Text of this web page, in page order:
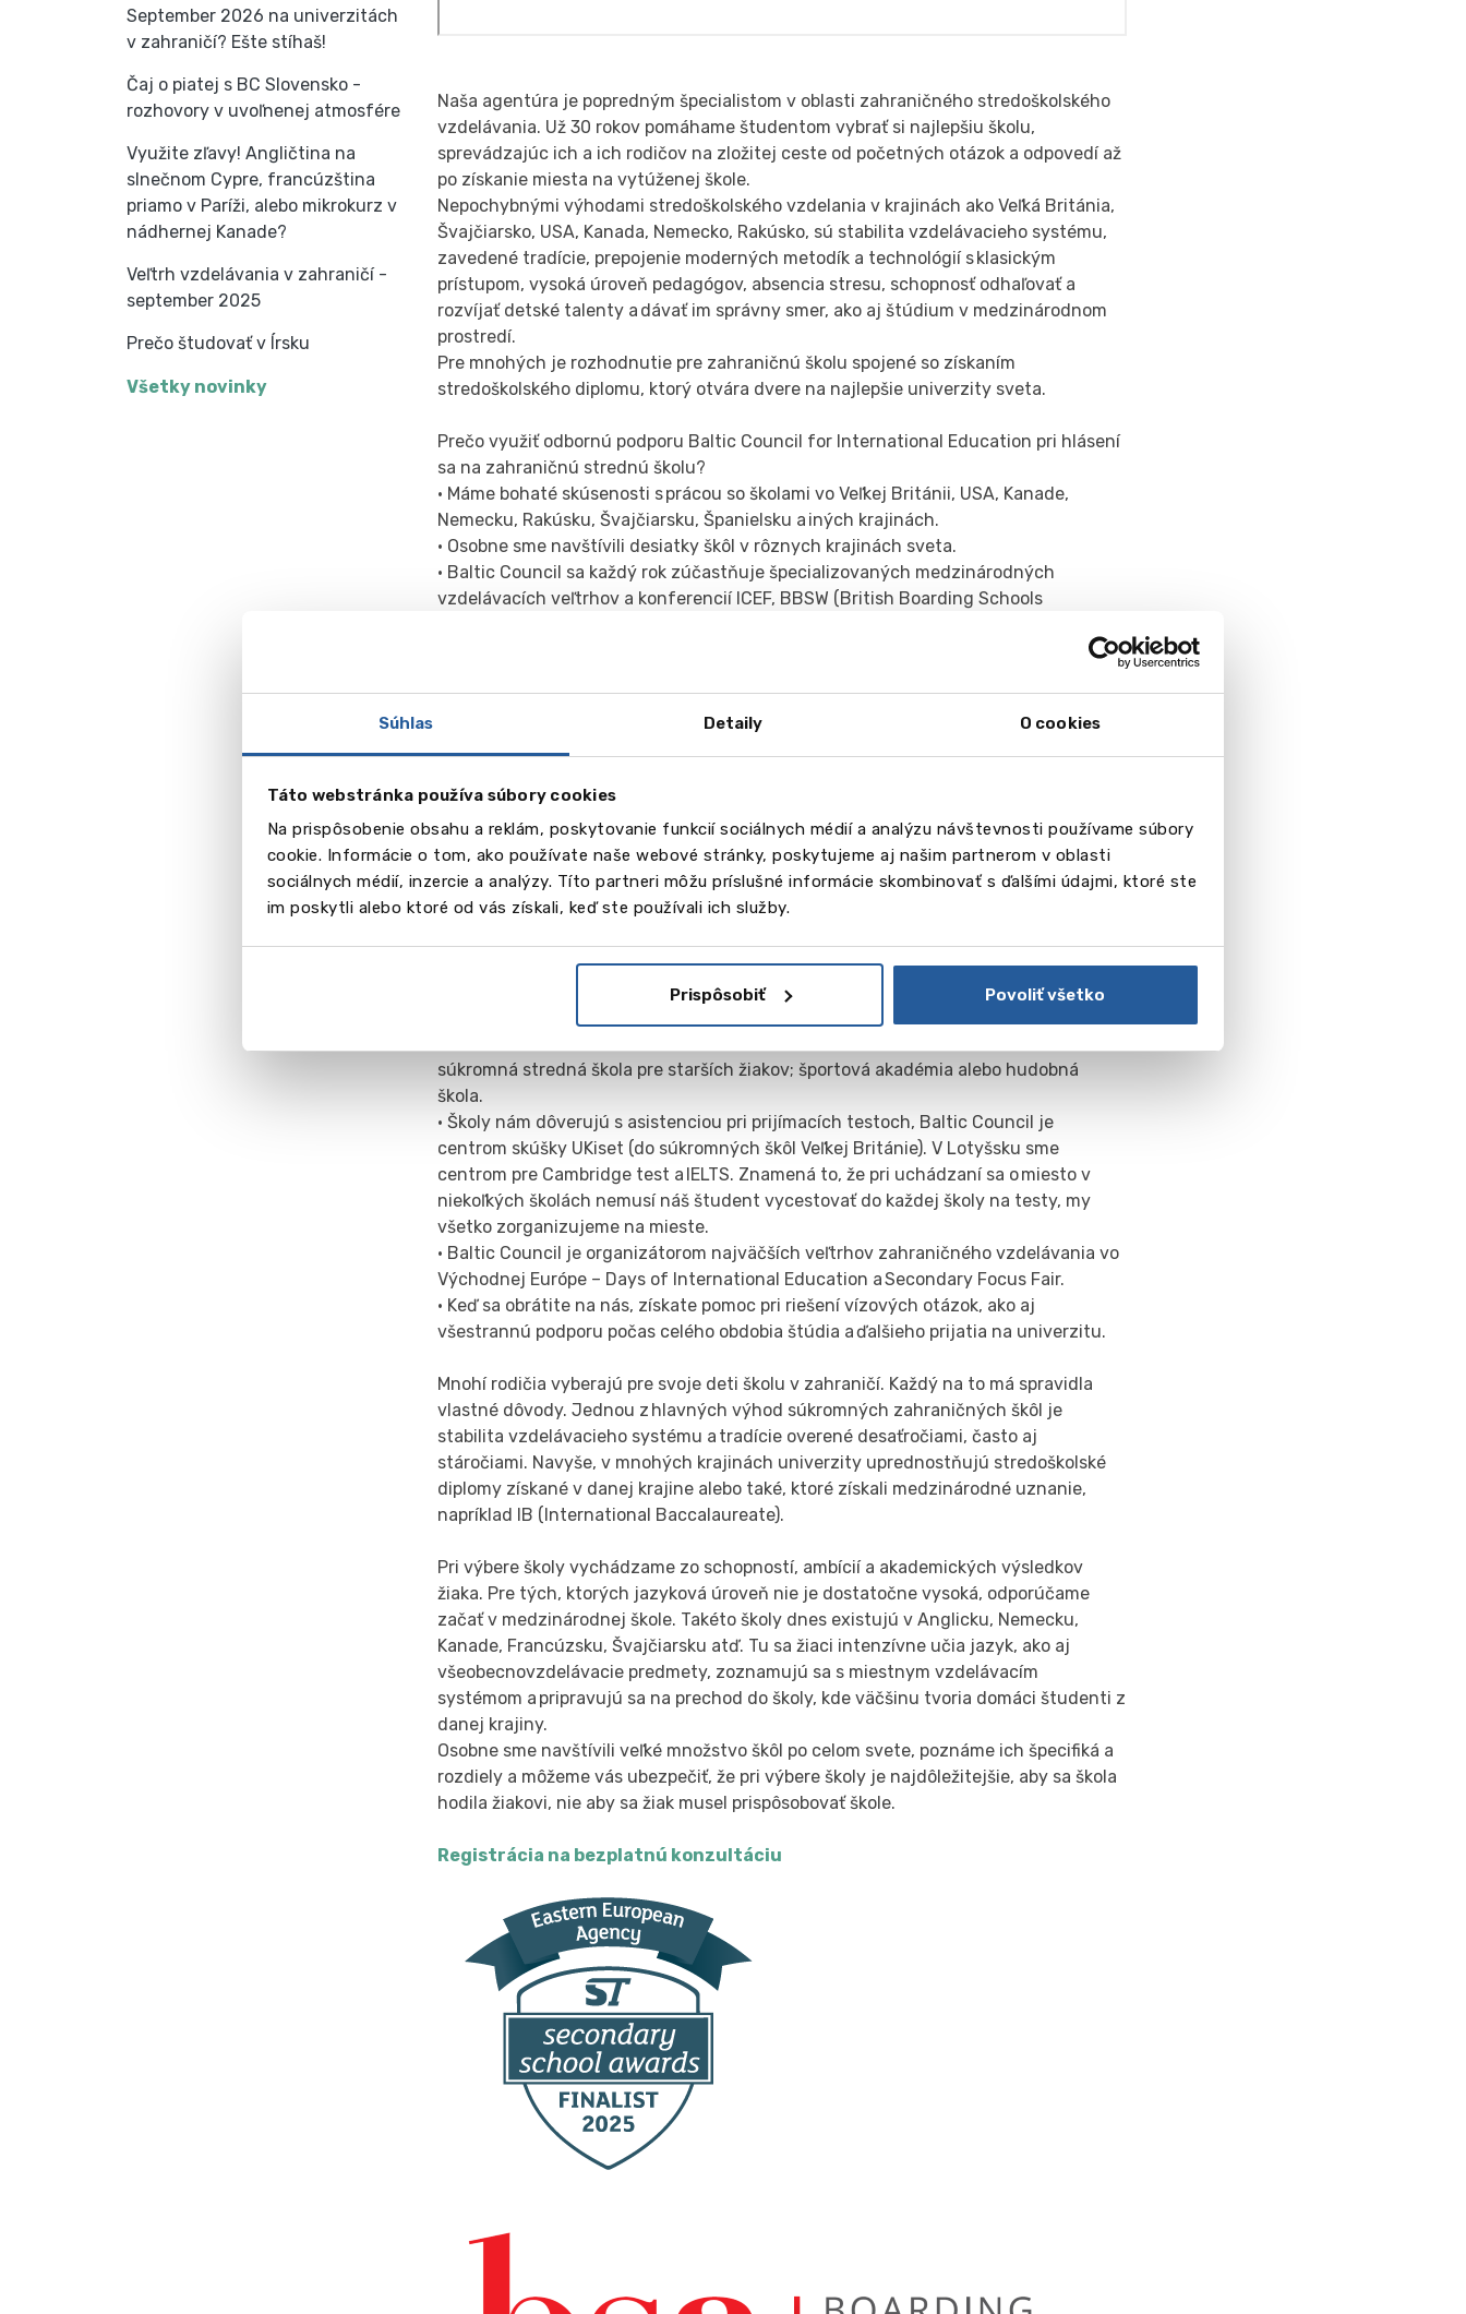
Súhlas Detaily O cookies
Táto webstránka používa súbory cookies
Na prispôsobenie obsahu a reklám, poskytovanie funkcií sociálnych médií a analýzu návštevnosti používame súbory
cookie. Informácie o tom, ako používate naše webové stránky, poskytujeme aj našim partnerom v oblasti
sociálnych médií, inzercie a analýzy. Títo partneri môžu príslušné informácie skombinovať s ďalšími údajmi, ktoré ste
im poskytli alebo ktoré od vás získali, keď ste používali ich služby.
Prispôsobiť Povoliť všetko
September 2026 na univerzitách
v zahraničí? Ešte stíhaš!
Čaj o piatej s BC Slovensko -
rozhovory v uvoľnenej atmosfére
Využite zľavy! Angličtina na
slnečnom Cypre, francúzština
priamo v Paríži, alebo mikrokurz v
nádhernej Kanade?
Veľtrh vzdelávania v zahraničí -
september 2025
Prečo študovať v Írsku
Všetky novinky
Naša agentúra je popredným špecialistom v oblasti zahraničného stredoškolského
vzdelávania. Už 30 rokov pomáhame študentom vybrať si najlepšiu školu,
sprevádzajúc ich a ich rodičov na zložitej ceste od početných otázok a odpovedí až
po získanie miesta na vytúženej škole.
Nepochybnými výhodami stredoškolského vzdelania v krajinách ako Veľká Británia,
Švajčiarsko, USA, Kanada, Nemecko, Rakúsko, sú stabilita vzdelávacieho systému,
zavedené tradície, prepojenie moderných metodík a technológií s klasickým
prístupom, vysoká úroveň pedagógov, absencia stresu, schopnosť odhaľovať a
rozvíjať detské talenty a dávať im správny smer, ako aj štúdium v medzinárodnom
prostredí.
Pre mnohých je rozhodnutie pre zahraničnú školu spojené so získaním
stredoškolského diplomu, ktorý otvára dvere na najlepšie univerzity sveta.
Prečo využiť odbornú podporu Baltic Council for International Education pri hlásení
sa na zahraničnú strednú školu?
• Máme bohaté skúsenosti s prácou so školami vo Veľkej Británii, USA, Kanade,
Nemecku, Rakúsku, Švajčiarsku, Španielsku a iných krajinách.
• Osobne sme navštívili desiatky škôl v rôznych krajinách sveta.
• Baltic Council sa každý rok zúčastňuje špecializovaných medzinárodných
vzdelávacích veľtrhov a konferencií ICEF, BBSW (British Boarding Schools
ľudia, znalosť atmosféry, poznanie toho, do akej miery vie konkrétna škola pracovať
s medzinárodnými žiakmi; kde vás najlepšie pripravia na Oxford či Harvard, kde ísť
rodičov.
• Počas našich konzultácií podrobne vysvetľujeme rôzne študijné programy (GCSE,
A-Level, IB, Abitur, American High School Diploma, Foundation a iné) a vyberáme
ten, ktorý sa vám najviac hodí.
• Pri výbere školy zohľadňujeme akademické úspechy, ambície, záujmy a koníčky,
• Veľkú pozornosť venujeme vysvetleniu rôznych typov škôl a určeniu najlepšej
možnosti pre konkrétneho žiaka: škola oddeleného vzdelávania pre chlapcov a
súkromná stredná škola pre starších žiakov; športová akadémia alebo hudobná
škola.
• Školy nám dôverujú s asistenciou pri prijímacích testoch, Baltic Council je
centrom skúšky UKiset (do súkromných škôl Veľkej Británie). V Lotyšsku sme
centrom pre Cambridge test a IELTS. Znamená to, že pri uchádzaní sa o miesto v
niekoľkých školách nemusí náš študent vycestovať do každej školy na testy, my
všetko zorganizujeme na mieste.
• Baltic Council je organizátorom najväčších veľtrhov zahraničného vzdelávania vo
Východnej Európe – Days of International Education a Secondary Focus Fair.
• Keď sa obrátite na nás, získate pomoc pri riešení vízových otázok, ako aj
všestrannú podporu počas celého obdobia štúdia a ďalšieho prijatia na univerzitu.
Mnohí rodičia vyberajú pre svoje deti školu v zahraničí. Každý na to má spravidla
vlastné dôvody. Jednou z hlavných výhod súkromných zahraničných škôl je
stabilita vzdelávacieho systému a tradície overené desaťročiami, často aj
stáročiami. Navyše, v mnohých krajinách univerzity uprednostňujú stredoškolské
diplomy získané v danej krajine alebo také, ktoré získali medzinárodné uznanie,
napríklad IB (International Baccalaureate).
Pri výbere školy vychádzame zo schopností, ambícií a akademických výsledkov
žiaka. Pre tých, ktorých jazyková úroveň nie je dostatočne vysoká, odporúčame
začať v medzinárodnej škole. Takéto školy dnes existujú v Anglicku, Nemecku,
Kanade, Francúzsku, Švajčiarsku atď. Tu sa žiaci intenzívne učia jazyk, ako aj
všeobecnovzdelávacie predmety, zoznamujú sa s miestnym vzdelávacím
systémom a pripravujú sa na prechod do školy, kde väčšinu tvoria domáci študenti z
danej krajiny.
Osobne sme navštívili veľké množstvo škôl po celom svete, poznáme ich špecifiká a
rozdiely a môžeme vás ubezpečiť, že pri výbere školy je najdôležitejšie, aby sa škola
hodila žiakovi, nie aby sa žiak musel prispôsobovať škole.
Registrácia na bezplatnú konzultáciu